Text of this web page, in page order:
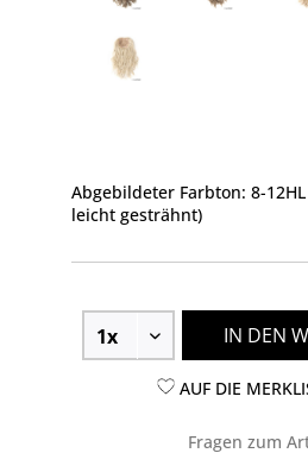
Abgebildeter Farbton: 8-
leicht gesträhnt)
IN DEN
AUF DIE
Fragen zum